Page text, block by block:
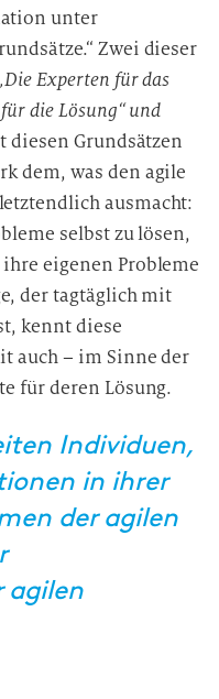
unter
Zwei dieser
Experten für das
die Lösung“ und
diesen Grundsätzen
dem, was den agile
ausmacht:
selbst zu lösen,
eigenen Probleme
der tagtäglich mit
kennt diese
auch – im Sinne der
für deren Lösung.
Individuen,
in ihrer
der agilen
agilen